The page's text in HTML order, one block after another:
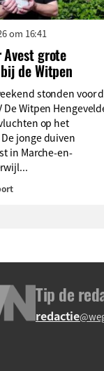
om 16:41
Avest grote
de Witpen
stonden voor
De Witpen
op het
jonge duiven
in Marche-en-
Tip de
redactie